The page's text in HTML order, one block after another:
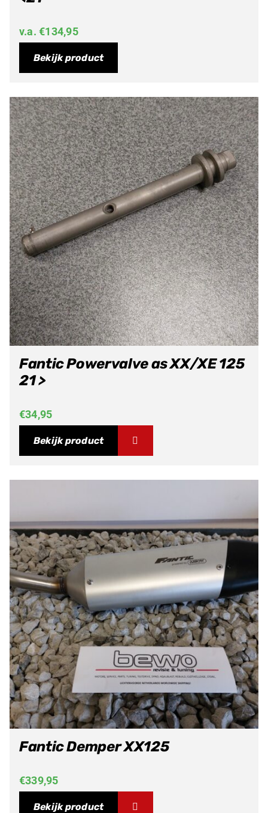
v.a.€134,95
Bekijk product
Fantic Powervalve as XX/XE 125
21 >
€34,95
Bekijk product
Fantic Demper XX125
€339,95
Bekijk product